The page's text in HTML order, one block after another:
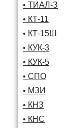
• ТИАЛ-З
• КТ-11
• КТ-15Ш
• КУК-3
• КУК-5
• СПО
• МЗИ
• КНЗ
• КНС